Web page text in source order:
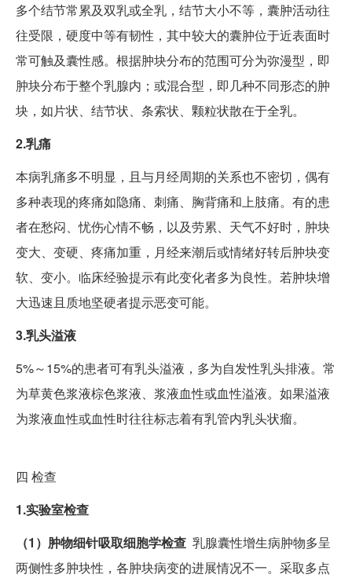
多个结节常累及双乳或全乳，结节大小不等，囊肿活动往
往受限，硬度中等有韧性，其中较大的囊肿位于近表面时
常可触及囊性感。根据肿块分布的范围可分为弥漫型，即
肿块分布于整个乳腺内；或混合型，即几种不同形态的肿
块，如片状、结节状、条索状、颗粒状散在于全乳。
2.乳痛
本病乳痛多不明显，且与月经周期的关系也不密切，偶有
多种表现的疼痛如隐痛、刺痛、胸背痛和上肢痛。有的患
者在愁闷、忧伤心情不畅，以及劳累、天气不好时，肿块
变大、变硬、疼痛加重，月经来潮后或情绪好转后肿块变
软、变小。临床经验提示有此变化者多为良性。若肿块增
大迅速且质地坚硬者提示恶变可能。
3.乳头溢液
5%～15%的患者可有乳头溢液，多为自发性乳头排液。常
为草黄色浆液棕色浆液、浆液血性或血性溢液。如果溢液
为浆液血性或血性时往往标志着有乳管内乳头状瘤。
四 检查
1.实验室检查
（1）肿物细针吸取细胞学检查 乳腺囊性增生病肿物多呈
两侧性多肿块性，各肿块病变的进展情况不一。采取多点